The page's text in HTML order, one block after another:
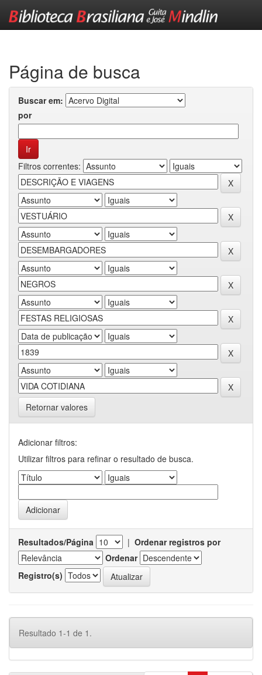
Página de busca
Buscar em:
por
Filtros correntes:
Retornar valores
Adicionar filtros:
Utilizar filtros para refinar o resultado de busca.
Resultados/Página | Ordenar registros por
Ordenar
Registro(s)
Resultado 1-1 de 1.